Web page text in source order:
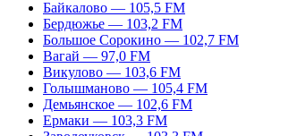
Байкалово — 105,5 FM
Бердюжье — 103,2 FM
Большое Сорокино — 102,7 FM
Вагай — 97,0 FM
Викулово — 103,6 FM
Голышманово — 105,4 FM
Демьянское — 102,6 FM
Ермаки — 103,3 FM